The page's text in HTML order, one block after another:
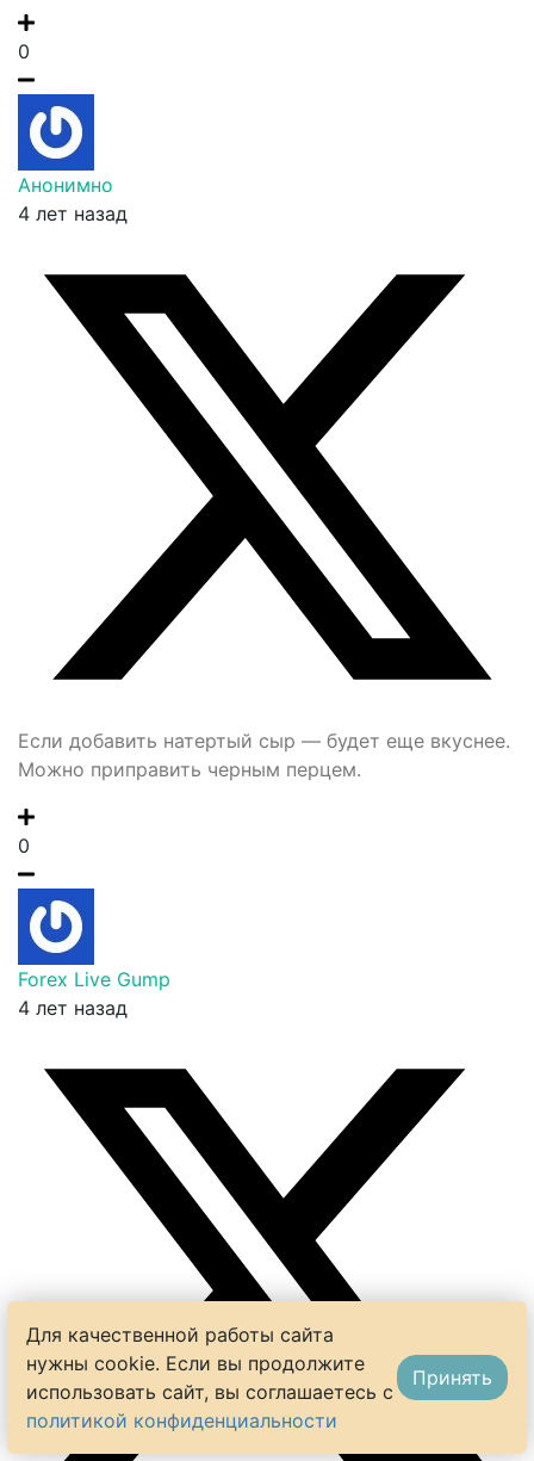
0
Анонимно
4 лет назад
Если добавить натертый сыр — будет еще вкуснее.
Можно приправить черным перцем.
0
Forex Live Gump
4 лет назад
Для качественной работы сайта
нужны cookie. Если вы продолжите
использовать сайт, вы соглашаетесь с
политикой конфиденциальности
Принять